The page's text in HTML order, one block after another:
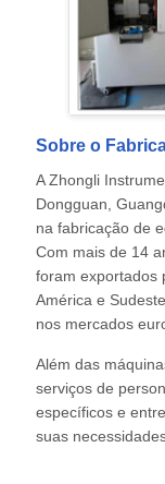
Sobre o
A Zhongli
Dongguan,
na fabricação de
Com mais de 14
foram exportados
América e
nos mercados
Além das
serviços de
específicos e
suas